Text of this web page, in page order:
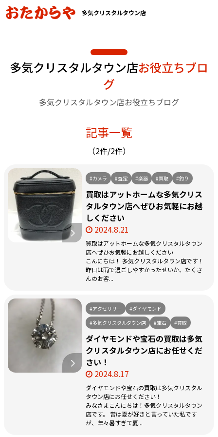
多気クリスタルタウン店
多気クリスタルタウン店お役立ちブロ
グ
多気クリスタルタウン店お役立ちブログ
記事一覧
（2件/2件）
#カメラ #査定 #楽器 #買取 #釣り
買取はアットホームな多気クリス
タルタウン店へぜひお気軽にお越
しください
2024.8.21
買取はアットホームな多気クリスタルタウン
店へぜひお気軽にお越しください
こんにちは！ 多気クリスタルタウン店です！
昨日は雨で過ごしやすかったせいか、たくさ
んのお客...
#アクセサリー
#ダイヤモンド
#多気クリスタルタウン店
#宝石 #買取
ダイヤモンドや宝石の買取は多気
クリスタルタウン店にお任せくだ
さい！
2024.8.17
ダイヤモンドや宝石の買取は多気クリスタル
タウン店にお任せください！
みなさまこんにちは！多気クリスタルタウン
店です。 昔は夏が好きと言っていた私です
が、年々暑すぎて夏...